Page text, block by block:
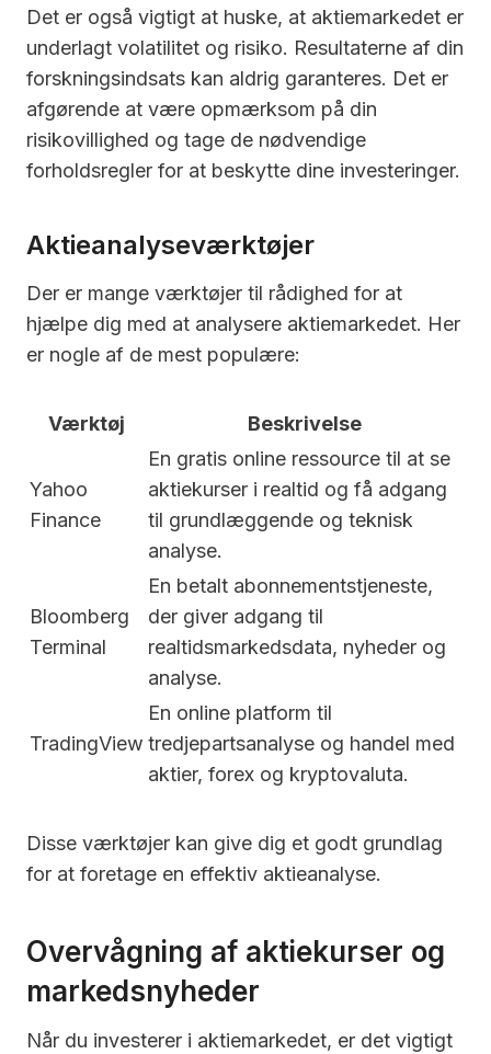
Det er også vigtigt at huske, at aktiemarkedet er
underlagt volatilitet og risiko. Resultaterne af din
forskningsindsats kan aldrig garanteres. Det er
afgørende at være opmærksom på din
risikovillighed og tage de nødvendige
forholdsregler for at beskytte dine investeringer.
Aktieanalyseværktøjer
Der er mange værktøjer til rådighed for at
hjælpe dig med at analysere aktiemarkedet. Her
er nogle af de mest populære:
Værktøj Beskrivelse
Yahoo
Finance
En gratis online ressource til at se
aktiekurser i realtid og få adgang
til grundlæggende og teknisk
analyse.
Bloomberg
Terminal
En betalt abonnementstjeneste,
der giver adgang til
realtidsmarkedsdata, nyheder og
analyse.
TradingView
En online platform til
tredjepartsanalyse og handel med
aktier, forex og kryptovaluta.
Disse værktøjer kan give dig et godt grundlag
for at foretage en effektiv aktieanalyse.
Overvågning af aktiekurser og
markedsnyheder
Når du investerer i aktiemarkedet, er det vigtigt